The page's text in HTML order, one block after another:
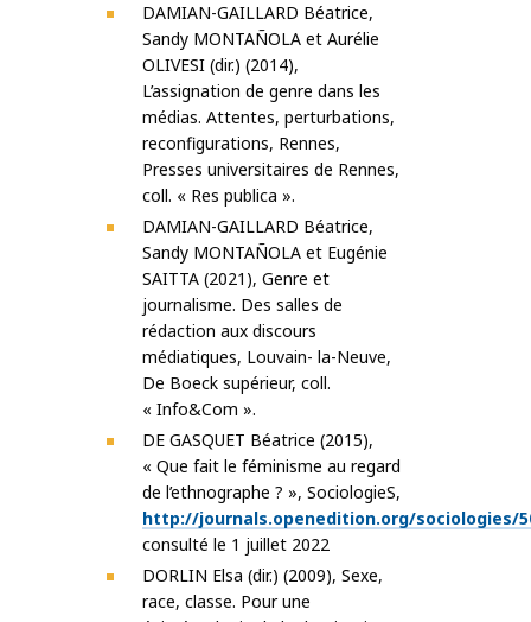
DAMIAN-GAILLARD Béatrice,
Sandy MONTAÑOLA et Aurélie
OLIVESI (dir.) (2014),
L’assignation de genre dans les
médias. Attentes, perturbations,
reconfigurations, Rennes,
Presses universitaires de Rennes,
coll. « Res publica ».
DAMIAN-GAILLARD Béatrice,
Sandy MONTAÑOLA et Eugénie
SAITTA (2021), Genre et
journalisme. Des salles de
rédaction aux discours
médiatiques, Louvain- la-Neuve,
De Boeck supérieur, coll.
« Info&Com ».
DE GASQUET Béatrice (2015),
« Que fait le féminisme au regard
de l’ethnographe ? », SociologieS,
http://journals.openedition.org/sociologies/
consulté le 1 juillet 2022
DORLIN Elsa (dir.) (2009), Sexe,
race, classe. Pour une